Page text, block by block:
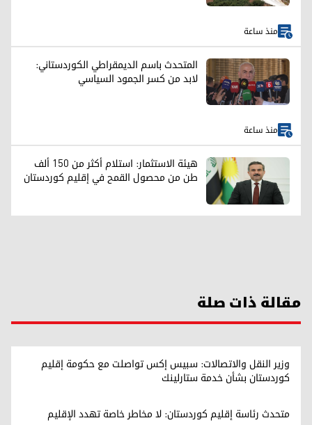
منذ ساعة
المتحدث باسم الديمقراطي الكوردستاني:
لابد من كسر الجمود السياسي
منذ ساعة
هيئة الاستثمار: استلام أكثر من 150 ألف
طن من محصول القمح في إقليم كوردستان
مقالة ذات صلة
وزير النقل والاتصالات: سبيس إكس تواصلت مع حكومة إقليم
كوردستان بشأن خدمة ستارلينك
متحدث رئاسة إقليم كوردستان: لا مخاطر خاصة تهدد الإقليم